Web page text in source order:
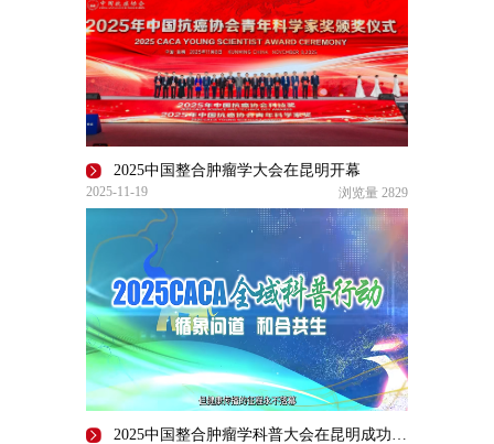
2025中国整合肿瘤学大会在昆明开幕
2025-11-19 浏览量 2829
2025中国整合肿瘤学科普大会在昆明成功召开